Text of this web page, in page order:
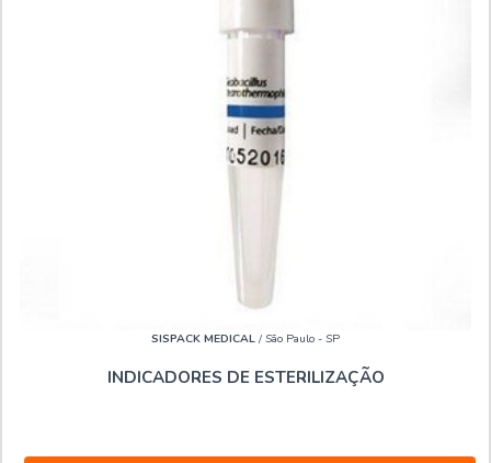
SISPACK MEDICAL / São Paulo - SP
INDICADORES DE ESTERILIZAÇÃO